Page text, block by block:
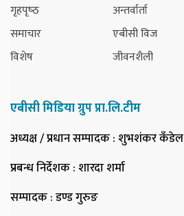
गृहपृष्‍ठ
समाचार
विशेष
अन्तर्वार्ता
एबीसी विज
जीवनशैली
एबीसी मिडिया ग्रुप प्रा.लि.टीम
अध्यक्ष / प्रधान सम्पादक: शुभशंकर कँडेल
प्रबन्ध निर्देशक: शारदा शर्मा
सम्पादक: डण्ड गुरुङ